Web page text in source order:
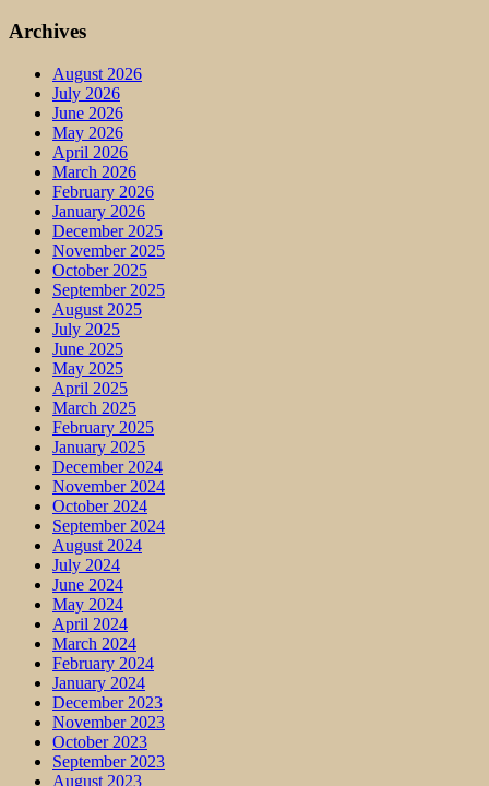
Archives
August 2026
July 2026
June 2026
May 2026
April 2026
March 2026
February 2026
January 2026
December 2025
November 2025
October 2025
September 2025
August 2025
July 2025
June 2025
May 2025
April 2025
March 2025
February 2025
January 2025
December 2024
November 2024
October 2024
September 2024
August 2024
July 2024
June 2024
May 2024
April 2024
March 2024
February 2024
January 2024
December 2023
November 2023
October 2023
September 2023
August 2023